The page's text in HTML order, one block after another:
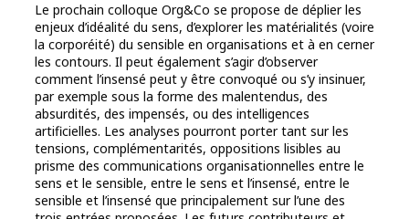
Le prochain colloque Org&Co se propose de déplier les
enjeux d’idéalité du sens, d’explorer les matérialités (voire
la corporéité) du sensible en organisations et à en cerner
les contours. Il peut également s’agir d’observer
comment l’insensé peut y être convoqué ou s’y insinuer,
par exemple sous la forme des malentendus, des
absurdités, des impensés, ou des intelligences
artificielles. Les analyses pourront porter tant sur les
tensions, complémentarités, oppositions lisibles au
prisme des communications organisationnelles entre le
sens et le sensible, entre le sens et l’insensé, entre le
sensible et l’insensé que principalement sur l’une des